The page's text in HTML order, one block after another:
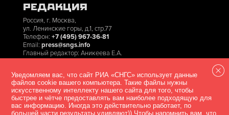
РЕДАКЦИЯ
Россия, г. Москва,
ул. Ленинские горы, д.1, стр.77
Телефон: +7 (495) 967-36-81
Email: press@sngs.info
Главный редактор: Аникеева Е.А.
ДОКУМЕНТЫ
Правила использования материалов
Согласие на обработку персональных данных
Уведомляем вас, что сайт РИА «СНГС» использует данные
файлов cookie вашего компьютера. Такие файлы нужны
искусственному интеллекту нашего сайта для того, чтобы
быстрее и чётче предоставлять вам наиболее подходящую для
вас информацию. Иногда это действительно работает, по
большей части результаты удивляют)) Чтобы напомнить вам, что